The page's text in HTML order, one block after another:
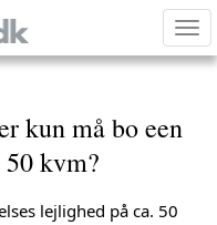
kun må bo een
kvm?
lejlighed på ca. 50